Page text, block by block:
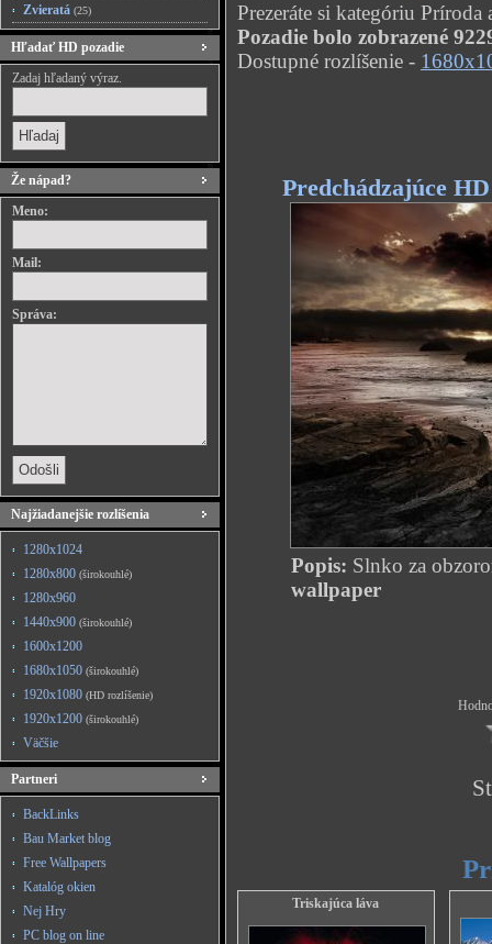
Zvieratá (25)
Hľadať HD pozadie
Zadaj hľadaný výraz.
Že nápad?
Meno:
Mail:
Správa:
Najžiadanejšie rozlíšenia
1280x1024
1280x800 (širokouhlé)
1280x960
1440x900 (širokouhlé)
1600x1200
1680x1050 (širokouhlé)
1920x1080 (HD rozlíšenie)
1920x1200 (širokouhlé)
Väčšie
Partneri
BackLinks
Bau Market blog
Free Wallpapers
Katalóg okien
Nej Hry
PC blog on line
Prezeráte si kategóriu
Pozadie bolo zobrazené
Dostupné rozlíšenie -
Predchádzajúce
Popis: Slnko za
wallpaper
Triskajúca láva